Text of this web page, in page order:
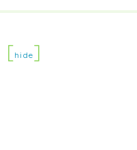
[hide]